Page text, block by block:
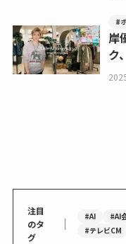
#
岸
ク
注目
のタ
グ
｜ #AI #AI
#テレビCM